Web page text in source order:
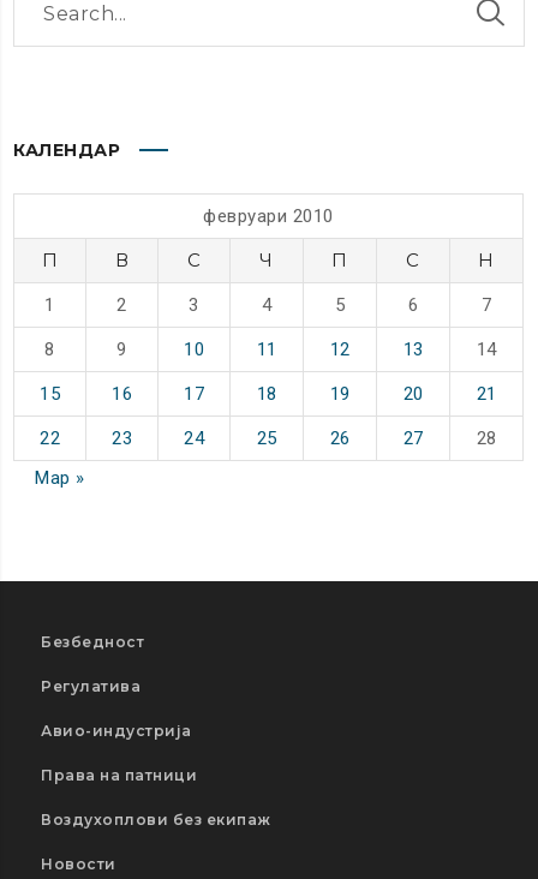
КАЛЕНДАР
февруари 2010
П В С Ч П С Н
1 2 3 4 5 6 7
8 9 10 11 12 13 14
15 16 17 18 19 20 21
22 23 24 25 26 27
28
Мар »
Безбедност
Регулатива
Авио-индустрија
Права на патници
Воздухоплови без екипаж
Новости